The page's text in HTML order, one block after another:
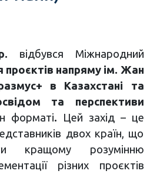
відбувся Міжнародний
проєктів напряму ім. Жан
в Казахстані та
та перспективи
форматі.
Цей захід – це
двох країн, що
кращому розумінню
різних проєктів